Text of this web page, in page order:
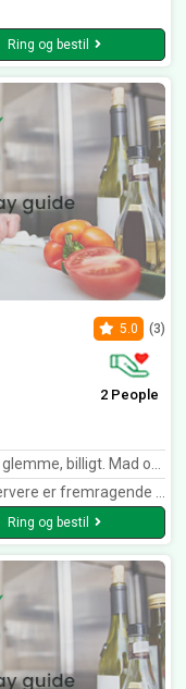
Ring og bestil
5.0 (3)
2 People
drikkevarer til to personer 110kr
billigt. Kan kun anbefales.
Ring og bestil